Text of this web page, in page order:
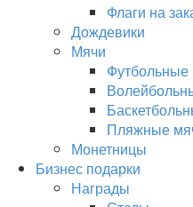
Флаги на
Дождевики
Мячи
Футбольные
Пляжные
Монетницы
Бизнес подарки
Награды